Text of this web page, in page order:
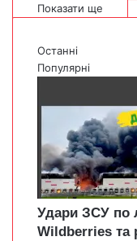
Показати ще
Останні
Популярні
Удари ЗСУ по
Wildberries та